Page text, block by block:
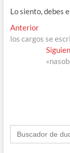
Lo siento, debes
de
entradas
AnteriorEntrada
anterior:
los cargos se
Buscar: